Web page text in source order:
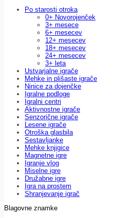
Po starosti otroka
0+ Novorojenček
3+ mesece
6+ mesecev
12+ mesecev
18+ mesecev
24+ mesecev
3+ leta
Ustvarjalne igrače
Mehke in plišaste igrače
Ninice za dojenčke
Igralne podloge
Igralni centri
Aktivnostne igrače
Senzorične igrače
Lesene igrače
Otroška glasbila
Sestavljanke
Mehke knjigice
Magnetne igre
Igranje vlog
Miselne igre
Družabne igre
Igra na prostem
Shranjevanje igrač
Blagovne znamke